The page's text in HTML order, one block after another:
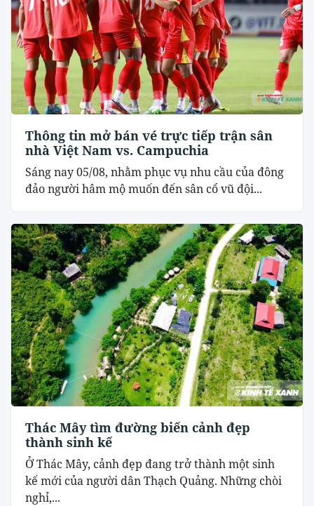
Thông tin mở bán vé trực tiếp trận sân
nhà Việt Nam vs. Campuchia
Sáng nay 05/08, nhằm phục vụ nhu cầu của đông
đảo người hâm mộ muốn đến sân cổ vũ đội...
Thác Mây tìm đường biến cảnh đẹp
thành sinh kế
Ở Thác Mây, cảnh đẹp đang trở thành một sinh
kế mới của người dân Thạch Quảng. Những chòi
nghỉ,...